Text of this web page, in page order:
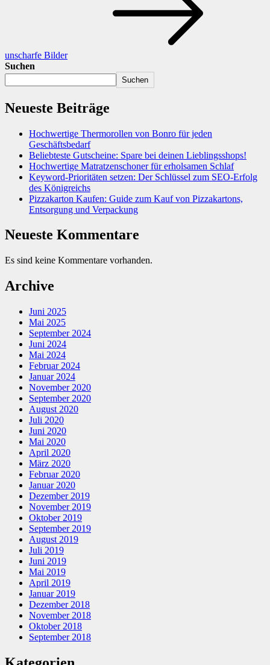
unscharfe Bilder
Suchen
Suchen
Neueste Beiträge
Hochwertige Thermorollen von Bonro für jeden
Geschäftsbedarf
Beliebteste Gutscheine: Spare bei deinen Lieblingsshops!
Hochwertige Matratzenschoner für erholsamen Schlaf
Keyword-Prioritäten setzen: Der Schlüssel zum SEO-Erfolg
des Königreichs
Pizzakarton Kaufen: Guide zum Kauf von Pizzakartons,
Entsorgung und Verpackung
Neueste Kommentare
Es sind keine Kommentare vorhanden.
Archive
Juni 2025
Mai 2025
September 2024
Juni 2024
Mai 2024
Februar 2024
Januar 2024
November 2020
September 2020
August 2020
Juli 2020
Juni 2020
Mai 2020
April 2020
März 2020
Februar 2020
Januar 2020
Dezember 2019
November 2019
Oktober 2019
September 2019
August 2019
Juli 2019
Juni 2019
Mai 2019
April 2019
Januar 2019
Dezember 2018
November 2018
Oktober 2018
September 2018